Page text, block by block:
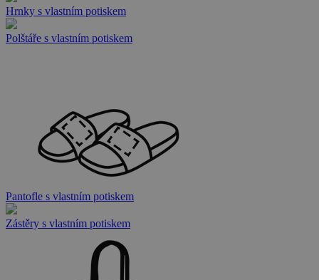
Hrnky s vlastním potiskem
Polštáře s vlastním potiskem
Pantofle s vlastním potiskem
Zástěry s vlastním potiskem